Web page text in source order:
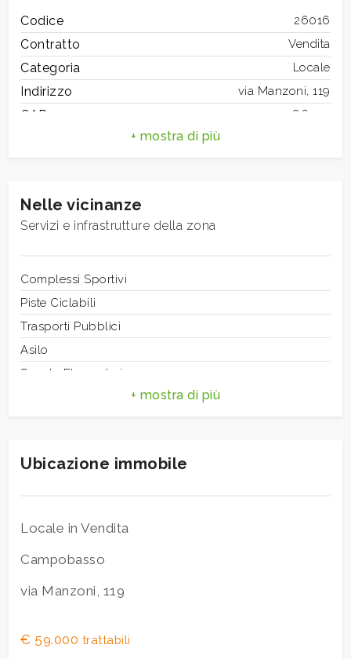
Codice 26016
Contratto Vendita
Categoria Locale
Indirizzo via Manzoni, 119
CAP 86100
Locali
Stato conservazione
Riscaldamento
Posizione
Aria
condizionata
Nelle vicinanze
Servizi e infrastrutture della zona
Complessi Sportivi
Piste Ciclabili
Trasporti Pubblici
Asilo
Scuole Elementari
Ubicazione immobile
Locale in Vendita
Campobasso
via Manzoni, 119
€ 59.000 trattabili
Locali
1
3
4
minimi
Qualsiasi